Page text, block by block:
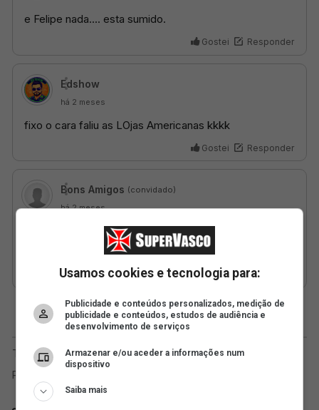
Usamos cookies e tecnologia para:
Publicidade e conteúdos personalizados, medição de
publicidade e conteúdos, estudos de audiência e
desenvolvimento de serviços
Armazenar e/ou aceder a informações num
dispositivo
Saiba mais